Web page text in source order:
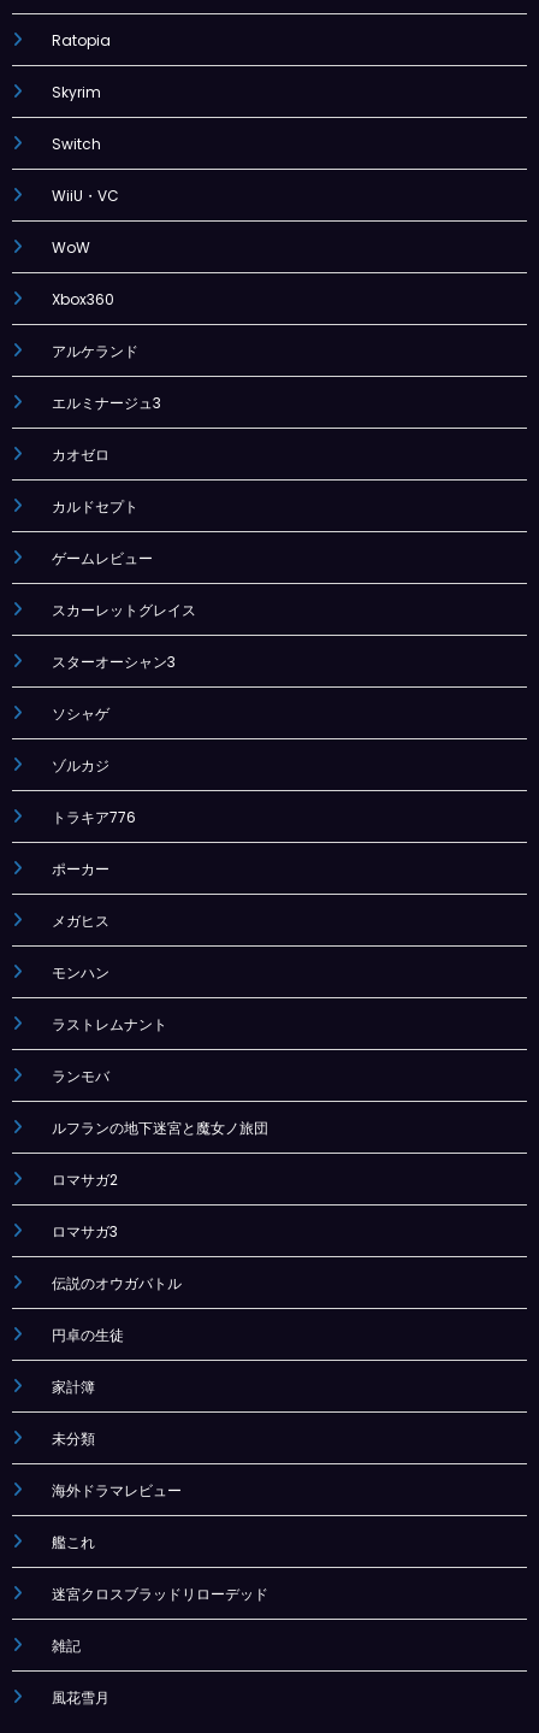
Ratopia
Skyrim
Switch
WiiU・VC
WoW
Xbox360
アルケランド
エルミナージュ3
カオゼロ
カルドセプト
ゲームレビュー
スカーレットグレイス
スターオーシャン3
ソシャゲ
ゾルカジ
トラキア776
ポーカー
メガヒス
モンハン
ラストレムナント
ランモバ
ルフランの地下迷宮と魔女ノ旅団
ロマサガ2
ロマサガ3
伝説のオウガバトル
円卓の生徒
家計簿
未分類
海外ドラマレビュー
艦これ
迷宮クロスブラッドリローデッド
雑記
風花雪月